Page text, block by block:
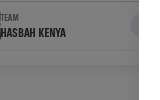
TEAM
HASBAH KENYA